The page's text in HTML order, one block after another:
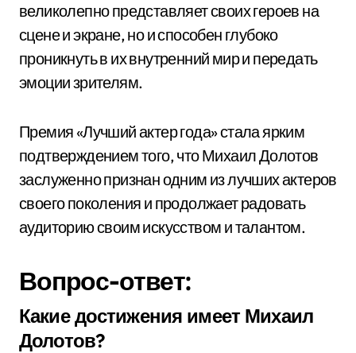
великолепно представляет своих героев на
сцене и экране, но и способен глубоко
проникнуть в их внутренний мир и передать
эмоции зрителям.
Премия «Лучший актер года» стала ярким
подтверждением того, что Михаил Долотов
заслуженно признан одним из лучших актеров
своего поколения и продолжает радовать
аудиторию своим искусством и талантом.
Вопрос-ответ:
Какие достижения имеет Михаил
Долотов?